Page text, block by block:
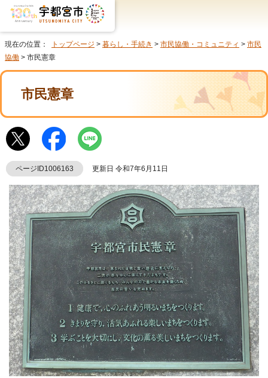
現在の位置： トップページ > 暮らし・手続き > 市民協働・コミュニティ > 市民
協働 > 市民憲章
市民憲章
ページID1006163 更新日 令和7年6月11日